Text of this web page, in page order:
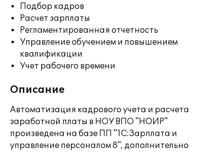
Подбор кадров
Расчет зарплаты
Регламентированная отчетность
Управление обучением и повышением
квалификации
Учет рабочего времени
Описание
Автоматизация кадрового учета и расчета
заработной платы в НОУ ВПО "НОИР"
произведена на базе ПП "1С:Зарплата и
управление персоналом 8", дополнительно